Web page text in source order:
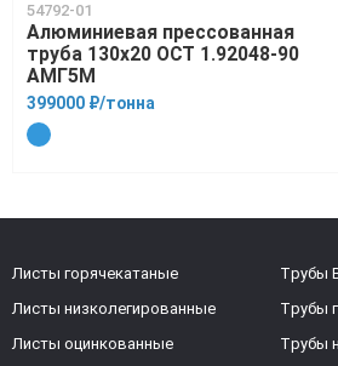
54792-01
Алюминиевая прессованная
труба 130х20 ОСТ 1.92048-90
АМГ5М
399000 ₽/тонна
Листы горячекатаные
Листы низколегированные
Листы оцинкованные
Трубы
Трубы
Трубы